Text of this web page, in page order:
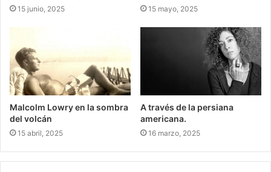
15 junio, 2025 15 mayo, 2025
Malcolm Lowry en la sombra
del volcán
15 abril, 2025
A través de la persiana
americana.
16 marzo, 2025